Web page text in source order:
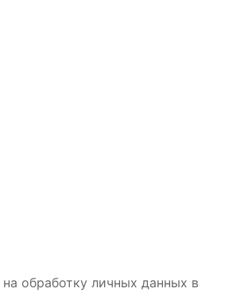
обработку личных данных в